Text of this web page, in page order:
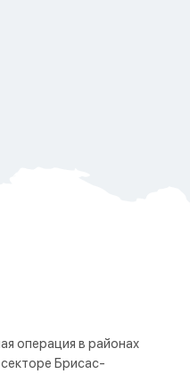
операция в районах
Брисас-